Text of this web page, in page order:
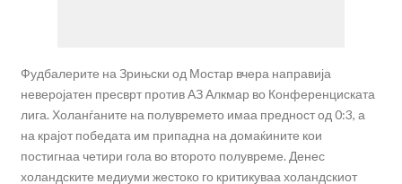
Фудбалерите на Зрињски од Мостар вчера направија
неверојатен пресврт против АЗ Алкмар во Конференциската
лига. Холанѓаните на полувремето имаа предност од 0:3, а
на крајот победата им припадна на домаќините кои
постигнаа четири гола во второто полувреме. Денес
холандските медиуми жестоко го критикуваа холандскиот